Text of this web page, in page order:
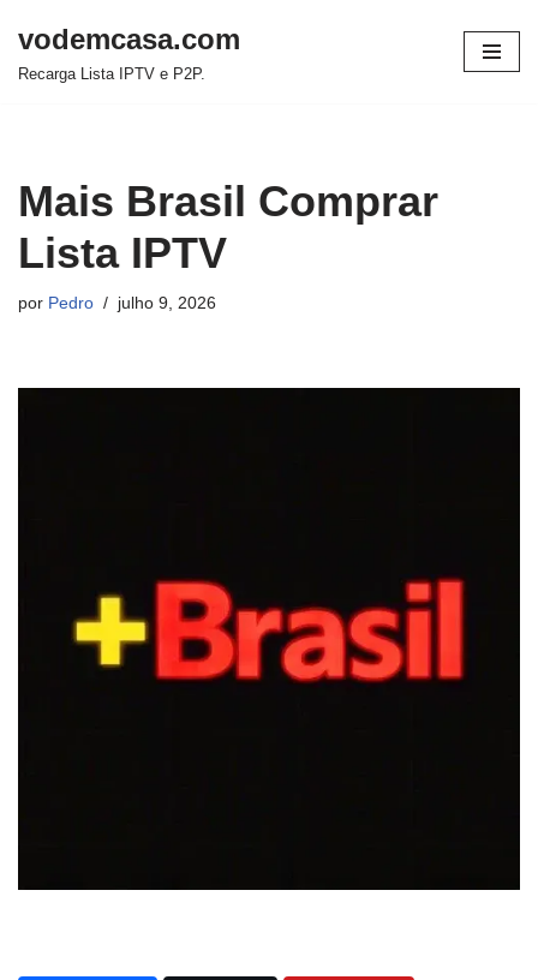
Pular
vodemcasa.com
Recarga Lista IPTV e P2P.
Mais Brasil Comprar
Lista IPTV
por Pedro julho 9, 2026